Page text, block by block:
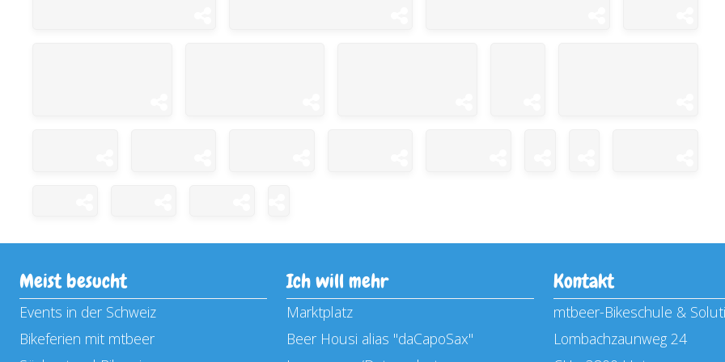
Meist besucht
Events in der Schweiz
Bikeferien mit mtbeer
Ich will mehr
Marktplatz
Beer Housi alias "daCapoSax"
Kontakt
mtbeer-Bikeschule &
Lombachzaunweg 24